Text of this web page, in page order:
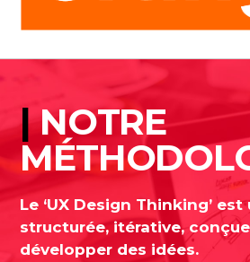
|NOTRE
Le ‘UX Design Thinking’
structurée, itérative,
développer des idées.